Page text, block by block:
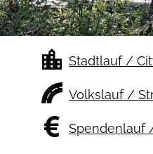
Stadtlauf /
Volkslauf /
Spendenlauf